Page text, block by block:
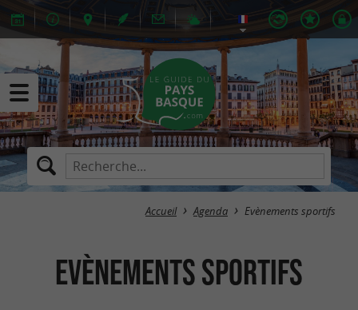
Accueil Agenda Evènements sportifs
Evènements sportifs